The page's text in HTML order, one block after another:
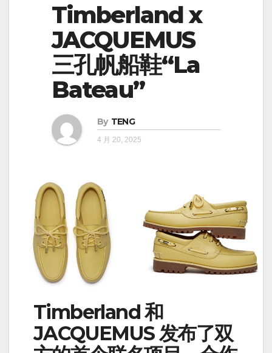
Timberland x
JACQUEMUS
三孔帆船鞋“La
Bateau”
By TENG
4 月 20, 2025
Timberland 和
JACQUEMUS 发布了双